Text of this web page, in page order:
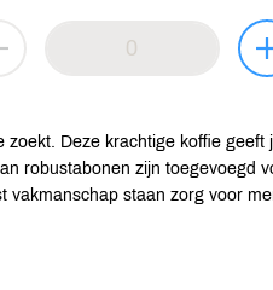
Deze krachtige koffie geeft
robustabonen zijn toegevoegd
vakmanschap staan zorg voor